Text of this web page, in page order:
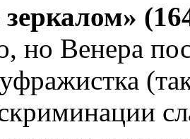
зеркалом»
но Венера